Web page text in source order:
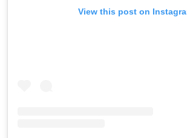
View this post on